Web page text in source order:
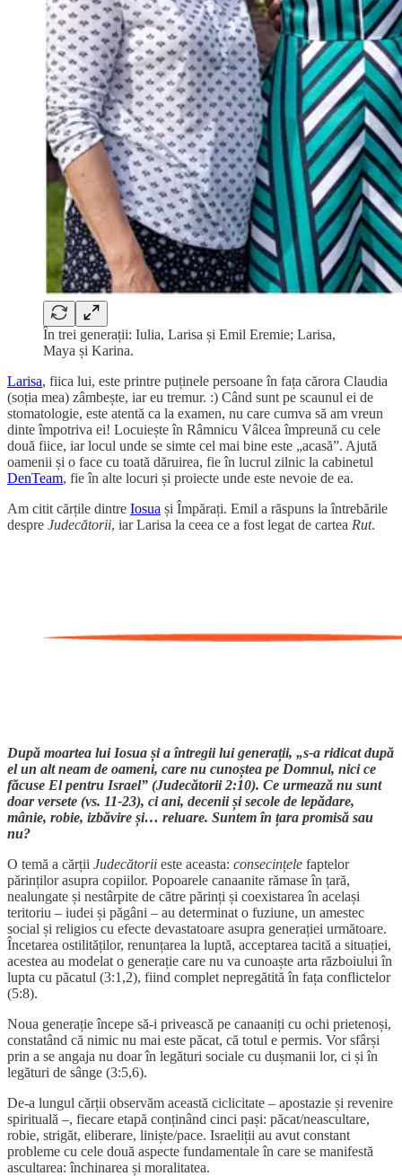
În trei generații: Iulia, Larisa și Emil Eremie; Larisa,
Maya și Karina.
Larisa, fiica lui, este printre puținele persoane în fața cărora Claudia
(soția mea) zâmbește, iar eu tremur. :) Când sunt pe scaunul ei de
stomatologie, este atentă ca la examen, nu care cumva să am vreun
dinte împotriva ei! Locuiește în Râmnicu Vâlcea împreună cu cele
două fiice, iar locul unde se simte cel mai bine este „acasă”. Ajută
oamenii și o face cu toată dăruirea, fie în lucrul zilnic la cabinetul
DenTeam, fie în alte locuri și proiecte unde este nevoie de ea.
Am citit cărțile dintre Iosua și Împărați. Emil a răspuns la întrebările
despre Judecătorii, iar Larisa la ceea ce a fost legat de cartea Rut.
După moartea lui Iosua și a întregii lui generații, „s-a ridicat după
el un alt neam de oameni, care nu cunoștea pe Domnul, nici ce
făcuse El pentru Israel” (Judecătorii 2:10). Ce urmează nu sunt
doar versete (vs. 11-23), ci ani, decenii și secole de lepădare,
mânie, robie, izbăvire și… reluare. Suntem în țara promisă sau
nu?
O temă a cărții Judecătorii este aceasta: consecințele faptelor
părinților asupra copiilor. Popoarele canaanite rămase în țară,
nealungate și nestârpite de către părinți și coexistarea în același
teritoriu – iudei și păgâni – au determinat o fuziune, un amestec
social și religios cu efecte devastatoare asupra generației următoare.
Încetarea ostilităților, renunțarea la luptă, acceptarea tacită a situației,
acestea au modelat o generație care nu va cunoaște arta războiului în
lupta cu păcatul (3:1,2), fiind complet nepregătită în fața conflictelor
(5:8).
Noua generație începe să-i privească pe canaaniți cu ochi prietenoși,
constatând că nimic nu mai este păcat, că totul e permis. Vor sfârși
prin a se angaja nu doar în legături sociale cu dușmanii lor, ci și în
legături de sânge (3:5,6).
De-a lungul cărții observăm această ciclicitate – apostazie și revenire
spirituală –, fiecare etapă conținând cinci pași: păcat/neascultare,
robie, strigăt, eliberare, liniște/pace. Israeliții au avut constant
probleme cu cele două aspecte fundamentale în care se manifestă
ascultarea: închinarea și moralitatea.